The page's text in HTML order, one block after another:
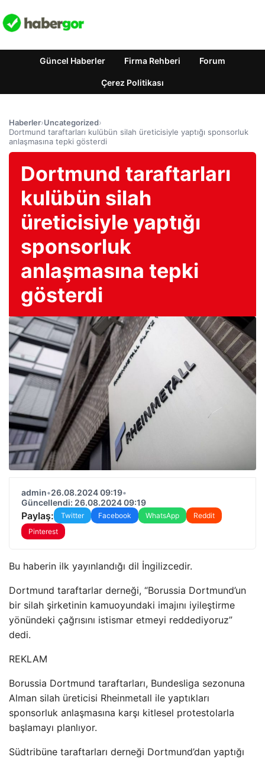
Güncel Haberler Firma Rehberi Forum
Çerez Politikası
Haberler›Uncategorized›
Dortmund taraftarları kulübün silah üreticisiyle yaptığı sponsorluk
anlaşmasına tepki gösterdi
Dortmund taraftarları
kulübün silah
üreticisiyle yaptığı
sponsorluk
anlaşmasına tepki
gösterdi
admin•26.08.2024 09:19•
Güncellendi: 26.08.2024 09:19
Paylaş: Twitter Facebook WhatsApp
Reddit
Pinterest
Bu haberin ilk yayınlandığı dil İngilizcedir.
Dortmund taraftarlar derneği, “Borussia Dortmund’un
bir silah şirketinin kamuoyundaki imajını iyileştirme
yönündeki çağrısını istismar etmeyi reddediyoruz”
dedi.
REKLAM
Borussia Dortmund taraftarları, Bundesliga sezonuna
Alman silah üreticisi Rheinmetall ile yaptıkları
sponsorluk anlaşmasına karşı kitlesel protestolarla
başlamayı planlıyor.
Südtribüne taraftarları derneği Dortmund’dan yaptığı